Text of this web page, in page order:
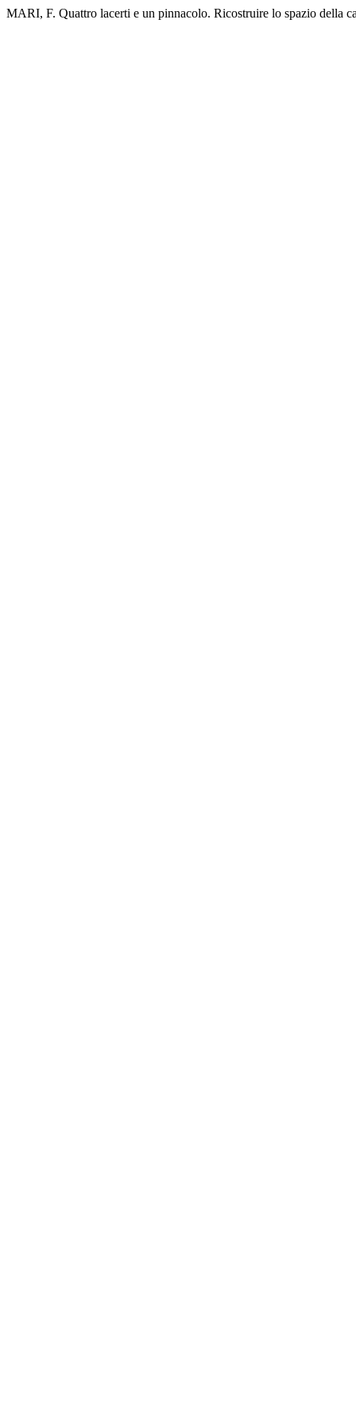
MARI, F. Quattro lacerti e un pinnacolo. Ricostruire lo spazio della